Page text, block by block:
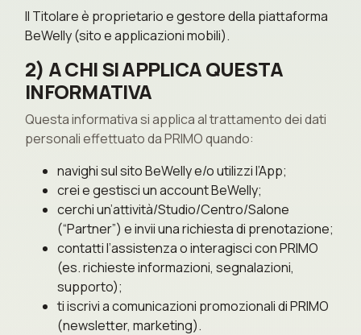
Il Titolare è proprietario e gestore della piattaforma
BeWelly (sito e applicazioni mobili).
2) A CHI SI APPLICA QUESTA
INFORMATIVA
Questa informativa si applica al trattamento dei dati
personali effettuato da PRIMO quando:
navighi sul sito BeWelly e/o utilizzi l’App;
crei e gestisci un account BeWelly;
cerchi un’attività/Studio/Centro/Salone
(“Partner”) e invii una richiesta di prenotazione;
contatti l’assistenza o interagisci con PRIMO
(es. richieste informazioni, segnalazioni,
supporto);
ti iscrivi a comunicazioni promozionali di PRIMO
(newsletter, marketing).